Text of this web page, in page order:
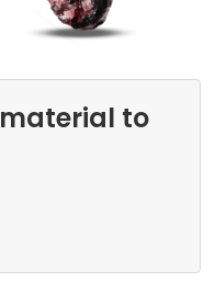
to